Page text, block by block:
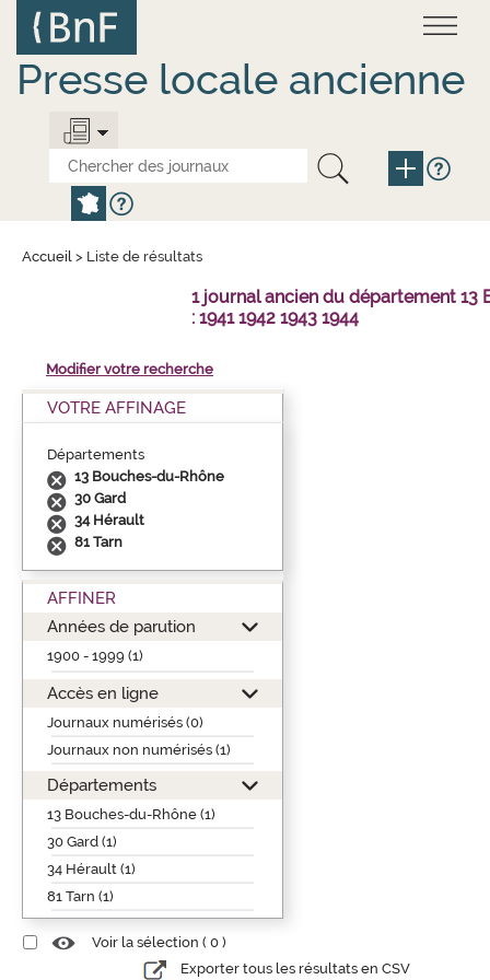
contenu
principal
Presse locale ancienne
Accueil > Liste de résultats
1 journal ancien du département
: 1941 1942 1943 1944
Modifier votre recherche
VOTRE AFFINAGE
Départements
13 Bouches-du-Rhône
30 Gard
34 Hérault
81 Tarn
AFFINER
Années de parution
1900 - 1999 (1)
Accès en ligne
Journaux numérisés (0)
Journaux non numérisés (1)
Départements
13 Bouches-du-Rhône (1)
30 Gard (1)
34 Hérault (1)
81 Tarn (1)
Voir la sélection ( 0 )
Exporter tous les résultats en CSV
Panneau de gestion des cookies